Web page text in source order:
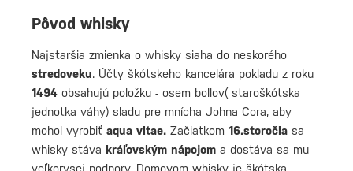
Pôvod whisky
Najstaršia zmienka o whisky siaha do neskorého
stredoveku. Účty škótskeho kancelára pokladu z roku
1494 obsahujú položku - osem bollov( staroškótska
jednotka váhy) sladu pre mnícha Johna Cora, aby
mohol vyrobiť aqua vitae. Začiatkom 16.storočia sa
whisky stáva kráľovským nápojom a dostáva sa mu
veľkorysej podpory. Domovom whisky je škótska